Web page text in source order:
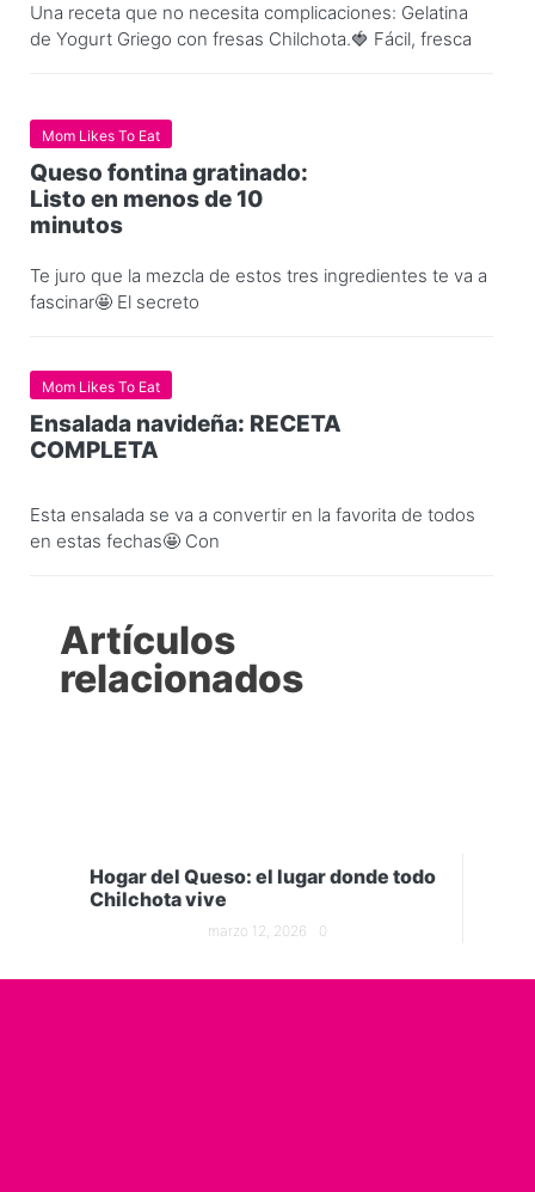
Una receta que no necesita complicaciones: Gelatina
de Yogurt Griego con fresas Chilchota.🍓 Fácil, fresca
Mom Likes To Eat
Queso fontina gratinado:
Listo en menos de 10
minutos
Te juro que la mezcla de estos tres ingredientes te va a
fascinar🤩 El secreto
Mom Likes To Eat
Ensalada navideña: RECETA
COMPLETA
Esta ensalada se va a convertir en la favorita de todos
en estas fechas🤩 Con
Artículos
relacionados
Hogar del Queso: el lugar donde todo
Chilchota vive
marzo 12, 2026 0